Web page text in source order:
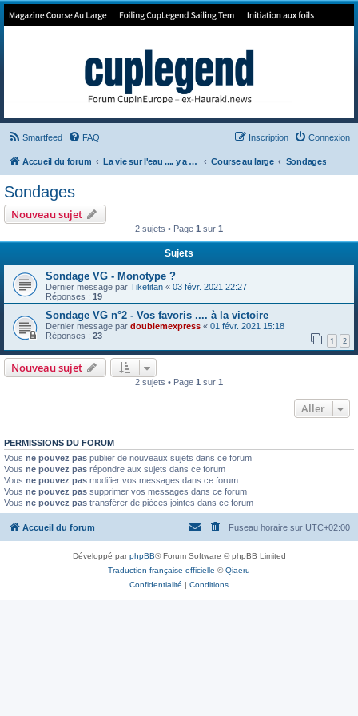
Forum de Cup In Europe
Smartfeed FAQ Connexion
Inscription
Accueil du forum La vie sur l'eau .... y a pas qu'la Cup Course au large Sondages
Sondages
Nouveau sujet
2 sujets • Page 1 sur 1
Sujets
Sondage VG - Monotype ?
Dernier message par Tiketitan « 03 févr. 2021 22:27
Réponses : 19
Sondage VG n°2 - Vos favoris .... à la victoire
Dernier message par doublemexpress « 01 févr. 2021 15:18
Réponses : 23 1 2
Nouveau sujet
2 sujets • Page 1 sur 1
Aller
PERMISSIONS DU FORUM
Vous ne pouvez pas publier de nouveaux sujets dans ce forum
Vous ne pouvez pas répondre aux sujets dans ce forum
Vous ne pouvez pas modifier vos messages dans ce forum
Vous ne pouvez pas supprimer vos messages dans ce forum
Vous ne pouvez pas transférer de pièces jointes dans ce forum
Accueil du forum Fuseau horaire sur UTC+02:00
Développé parphpBB® Forum Software © phpBB Limited
Traduction française officielle ©Qiaeru
Confidentialité | Conditions